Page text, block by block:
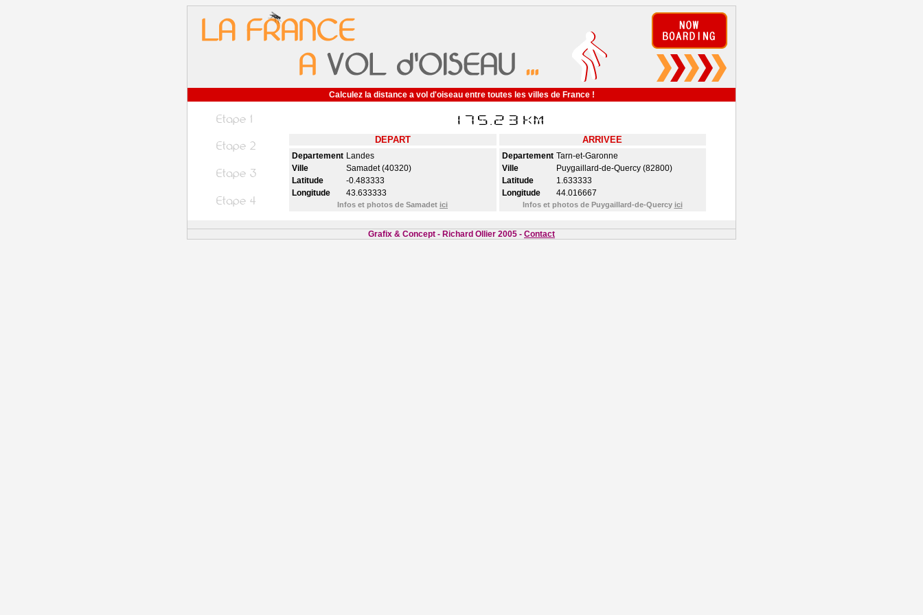
Calculez la distance a vol d'oiseau entre toutes les villes de France !
DEPART ARRIVEE
Departement Landes
Ville
Samadet (40320)
Latitude
-0.483333
Longitude
43.633333
Infos et photos de Samadet ici
Departement Tarn-et-Garonne
Ville
Puygaillard-de-Quercy (82800)
Latitude
1.633333
Longitude
44.016667
Infos et photos de Puygaillard-de-Quercy ici
Grafix & Concept - Richard Ollier 2005 - Contact